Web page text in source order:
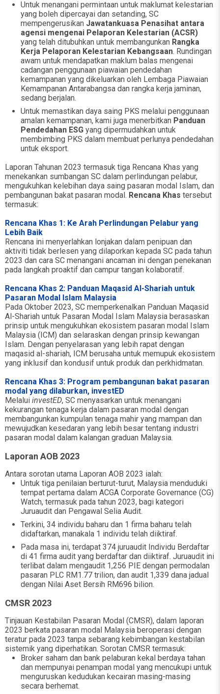
Untuk menangani permintaan untuk maklumat kelestarian
yang boleh dipercayai dan setanding, SC
mempengerusikan Jawatankuasa Penasihat antara
agensi mengenai Pelaporan Kelestarian (ACSR)
yang telah ditubuhkan untuk membangunkan Rangka
Kerja Pelaporan Kelestarian Kebangsaan. Rundingan
awam untuk mendapatkan maklum balas mengenai
cadangan penggunaan piawaian pendedahan
kemampanan yang dikeluarkan oleh Lembaga Piawaian
Kemampanan Antarabangsa dan rangka kerja jaminan,
sedang berjalan.
Untuk memastikan daya saing PKS melalui penggunaan
amalan kemampanan, kami juga menerbitkan Panduan
Pendedahan ESG yang dipermudahkan untuk
membimbing PKS dalam membuat perlunya pendedahan
untuk eksport.
Laporan Tahunan 2023 termasuk tiga Rencana Khas yang
menekankan sumbangan SC dalam perlindungan pelabur,
mengukuhkan kelebihan daya saing pasaran modal Islam, dan
pembangunan bakat pasaran modal. Rencana Khas tersebut
termasuk:
Rencana Khas 1: Ke Arah Perlindungan Pelabur yang
Lebih Baik
Rencana ini menyerlahkan lonjakan dalam penipuan dan
aktiviti tidak berlesen yang dilaporkan kepada SC pada tahun
2023 dan cara SC menangani ancaman ini dengan penekanan
pada langkah proaktif dan campur tangan kolaboratif.
Rencana Khas 2: Panduan Maqasid Al-Shariah untuk
Pasaran Modal Islam Malaysia
Pada Oktober 2023, SC memperkenalkan Panduan Maqasid
Al-Shariah untuk Pasaran Modal Islam Malaysia berasaskan
prinsip untuk mengukuhkan ekosistem pasaran modal Islam
Malaysia (ICM) dan selaraskan dengan prinsip kewangan
Islam. Dengan penyelarasan yang lebih rapat dengan
maqasid al-shariah, ICM berusaha untuk memupuk ekosistem
yang inklusif dan kondusif untuk produk dan perkhidmatan.
Rencana Khas 3: Program pembangunan bakat pasaran
modal yang dilaburkan, investED
Melalui investED, SC menyasarkan untuk menangani
kekurangan tenaga kerja dalam pasaran modal dengan
membangunkan kumpulan tenaga mahir yang mampan dan
mewujudkan kesedaran yang lebih besar tentang industri
pasaran modal dalam kalangan graduan Malaysia.
Laporan AOB 2023
Antara sorotan utama Laporan AOB 2023 ialah:
Untuk tiga penilaian berturut-turut, Malaysia menduduki
tempat pertama dalam ACGA Corporate Governance (CG)
Watch, termasuk pada tahun 2023, bagi kategori
Juruaudit dan Pengawal Selia Audit.
Terkini, 34 individu baharu dan 1 firma baharu telah
didaftarkan, manakala 1 individu telah diiktiraf.
Pada masa ini, terdapat 374 juruaudit Individu Berdaftar
di 41 firma audit yang berdaftar dan diiktiraf. Juruaudit ini
terlibat dalam mengaudit 1,256 PIE dengan permodalan
pasaran PLC RM1.77 trilion, dan audit 1,339 dana jadual
dengan Nilai Aset Bersih RM696 bilion.
CMSR 2023
Tinjauan Kestabilan Pasaran Modal (CMSR), dalam laporan
2023 berkata pasaran modal Malaysia beroperasi dengan
teratur pada 2023 tanpa sebarang kebimbangan kestabilan
sistemik yang diperhatikan. Sorotan CMSR termasuk:
Broker saham dan bank pelaburan kekal berdaya tahan
dan mempunyai penampan modal yang mencukupi untuk
menguruskan kedudukan kecairan masing-masing
secara berhemat.